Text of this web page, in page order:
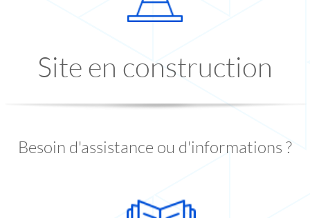
Site en construction
Besoin d'assistance ou d'informations ?